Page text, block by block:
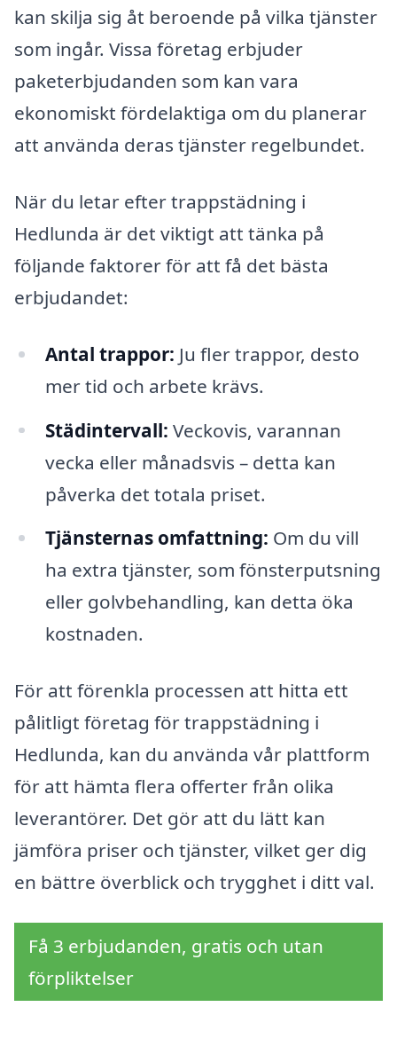
kan skilja sig åt beroende på vilka tjänster
som ingår. Vissa företag erbjuder
paketerbjudanden som kan vara
ekonomiskt fördelaktiga om du planerar
att använda deras tjänster regelbundet.
När du letar efter trappstädning i
Hedlunda är det viktigt att tänka på
följande faktorer för att få det bästa
erbjudandet:
Antal trappor: Ju fler trappor, desto
mer tid och arbete krävs.
Städintervall: Veckovis, varannan
vecka eller månadsvis – detta kan
påverka det totala priset.
Tjänsternas omfattning: Om du vill
ha extra tjänster, som fönsterputsning
eller golvbehandling, kan detta öka
kostnaden.
För att förenkla processen att hitta ett
pålitligt företag för trappstädning i
Hedlunda, kan du använda vår plattform
för att hämta flera offerter från olika
leverantörer. Det gör att du lätt kan
jämföra priser och tjänster, vilket ger dig
en bättre överblick och trygghet i ditt val.
Få 3 erbjudanden, gratis och utan
förpliktelser